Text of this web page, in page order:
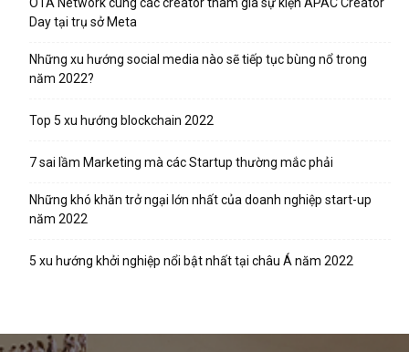
Day tại trụ sở Meta
Những xu hướng social media nào sẽ tiếp tục bùng nổ trong
năm 2022?
Top 5 xu hướng blockchain 2022
7 sai lầm Marketing mà các Startup thường mắc phải
Những khó khăn trở ngại lớn nhất của doanh nghiệp start-up
năm 2022
5 xu hướng khởi nghiệp nổi bật nhất tại châu Á năm 2022